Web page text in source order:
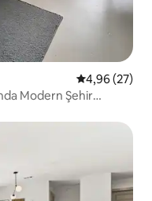
5 üzerinden
4,96 (27)
Modern Şehir